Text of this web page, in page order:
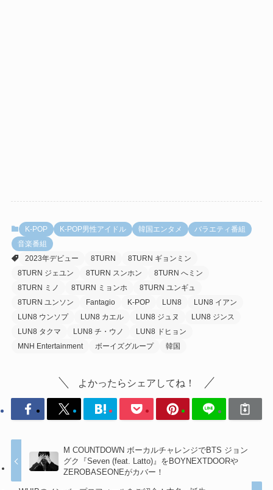
K-POP K-POP男性アイドル 韓国エンタメ
バラエティ番組
音楽番組
2023年デビュー
8TURN
8TURN ギョンミン
8TURN ジェユン
8TURN スンホン
8TURN へミン
8TURN ミノ
8TURN ミョンホ
8TURN ユンギュ
8TURN ユンソン
Fantagio K-POP LUN8
LUN8 イアン
LUN8 ウンソプ
LUN8 カエル LUN8 ジュヌ
LUN8 ジンス
LUN8 タクマ
LUN8 チ・ウノ
LUN8 ドヒョン
MNH Entertainment
ボーイズグループ 韓国
よかったらシェアしてね！
M COUNTDOWN ボーカルチャレンジでBTS ジョン
グク『Seven (feat. Latto)』をBOYNEXTDOORや
ZEROBASEONEがカバー！